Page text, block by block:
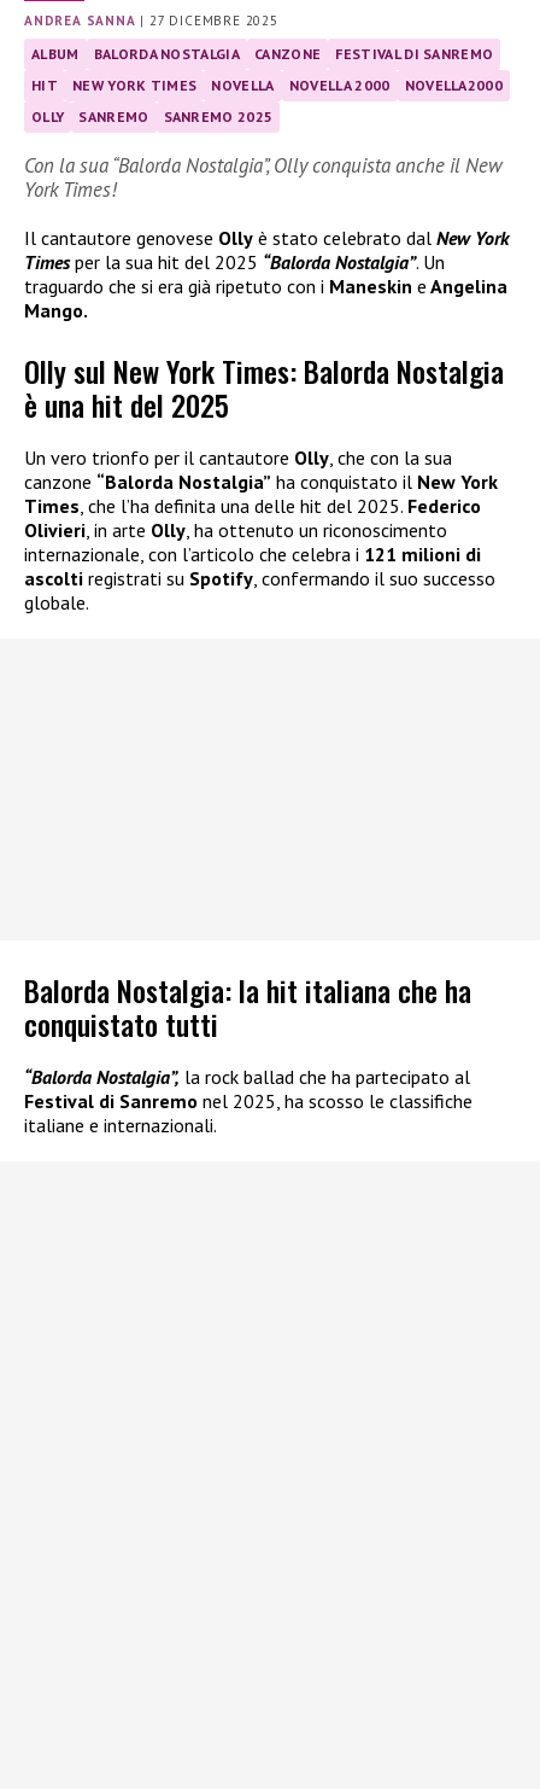
ANDREA SANNA |27 DICEMBRE 2025
ALBUM BALORDA NOSTALGIA CANZONE
FESTIVAL DI SANREMO
HIT
NEW YORK TIMES NOVELLA NOVELLA 2000
NOVELLA2000
OLLY
SANREMO SANREMO 2025
Con la sua “Balorda Nostalgia”, Olly conquista anche il New
York Times!
Il cantautore genovese Olly è stato celebrato dal New York
Timesper la sua hit del 2025 “Balorda Nostalgia”. Un
traguardo che si era già ripetuto con i Maneskin e Angelina
Mango.
Olly sul New York Times: Balorda Nostalgia
è una hit del 2025
Un vero trionfo per il cantautore Olly, che con la sua
canzone “Balorda Nostalgia” ha conquistato il New York
Times, che l’ha definita una delle hit del 2025. Federico
Olivieri, in arte Olly, ha ottenuto un riconoscimento
internazionale, con l’articolo che celebra i 121 milioni di
ascolti registrati su Spotify, confermando il suo successo
globale.
Balorda Nostalgia: la hit italiana che ha
conquistato tutti
“Balorda Nostalgia”, la rock ballad che ha partecipato al
Festival di Sanremo nel 2025, ha scosso le classifiche
italiane e internazionali.